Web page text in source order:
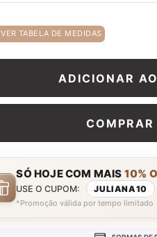
VER TABELA DE MEDIDAS
ADICIONAR
COMPRAR
SÓ HOJE COM MAIS 10%
USE O CUPOM: JULIANA10
*Promoção válida por tempo limitado